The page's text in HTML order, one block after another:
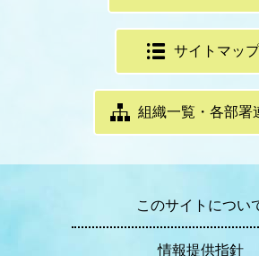
サイトマップ
組織一覧・各部署
このサイトについ
情報提供指針